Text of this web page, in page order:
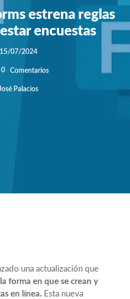
estrena reglas
encuestas
15/07/2024
0 Comentarios
Palacios
una actualización que
forma en que se crean y
en línea. Esta nueva